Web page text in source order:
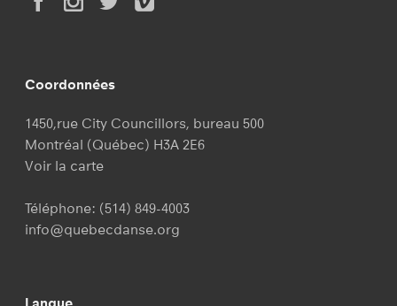
Coordonnées
1450,rue City Councillors, bureau 500
Montréal (Québec) H3A 2E6
Voir la carte
Téléphone: (514) 849-4003
info@quebecdanse.org
Langue